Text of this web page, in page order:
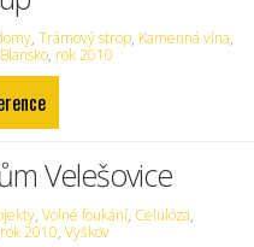
,Trámový strop, Kamenná vlna,
Blansko, rok 2010
Velešovice
,Volné foukání, Celulóza,
rok 2010,Vyškov